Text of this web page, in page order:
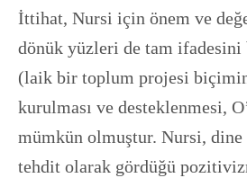
İttihat, Nursi için önem ve
dönük yüzleri de tam ifadesini
(laik bir toplum projesi
kurulması ve desteklenmesi,
mümkün olmuştur. Nursi, dine
tehdit olarak gördüğü